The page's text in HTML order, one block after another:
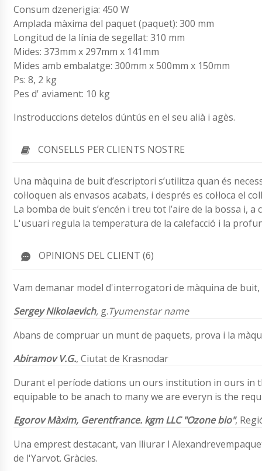
Consum dzenerigia: 450 W
Amplada màxima del paquet (paquet): 300 mm
Longitud de la línia de segellat: 310 mm
Mides: 373mm x 297mm x 141mm
Mides amb embalatge: 300mm x 500mm x 150mm
Ps: 8, 2 kg
Pes d' aviament: 10 kg
Instroduccions detelos dúntús en el seu alià i agès.
CONSELLS PER CLIENTS NOSTRE
Una màquina de buit d’escriptori s’utilitza quan és
col·loquen als envasos acabats, i després es col·loca el
La bomba de buit s’encén i treu tot l’aire de la bossa i,
L'usuari regula la temperatura de la calefacció i la
OPINIONS DEL CLIENT (6)
Vam demanar model d'interrogatori de màquina de
Sergey Nikolaevich, g.Tyumenstar name
Abans de compruar un munt de paquets, prova i la
Abiramov V.G., Ciutat de Krasnodar
Durant el període dations un ours institution in ours in
equipable to be anach to many we are everyn is the
Egorov Màxim, Gerentfrance. kgmLLC "Ozone bio",
Una emprest destacant, van lliurar l
de l'Yarvot. Gràcies.